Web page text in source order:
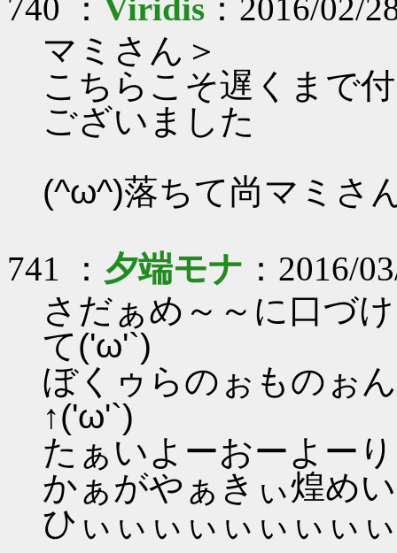
740 ： Viridis ：2016/02/
マミさん＞
こちらこそ遅くまで
ございました
(^ω^)落ちて尚マミさ
741 ： 夕端モナ ：2016/
さだぁめ～～に口づ
て('ω'`)
ぼくゥらのぉものぉ
↑('ω'`)
たぁいよーおーよー
かぁがやぁきぃ煌め
ひぃぃぃぃぃぃぃぃ